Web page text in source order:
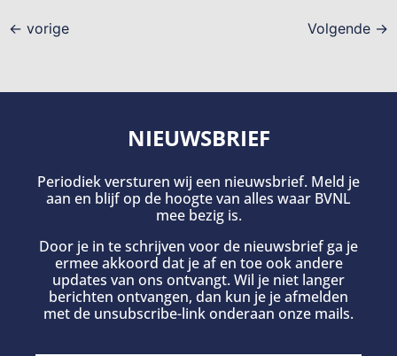
← vorige Volgende →
NIEUWSBRIEF
Periodiek versturen wij een nieuwsbrief. Meld je
aan en blijf op de hoogte van alles waar BVNL
mee bezig is.
Door je in te schrijven voor de nieuwsbrief ga je
ermee akkoord dat je af en toe ook andere
updates van ons ontvangt. Wil je niet langer
berichten ontvangen, dan kun je je afmelden
met de unsubscribe-link onderaan onze mails.